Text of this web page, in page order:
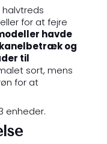
for at fejre
havde
og
til
sort, mens
for at
enheder.